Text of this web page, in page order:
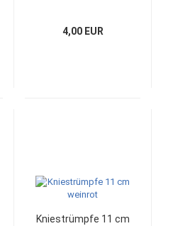
4,00 EUR
Kniestrümpfe 11 cm